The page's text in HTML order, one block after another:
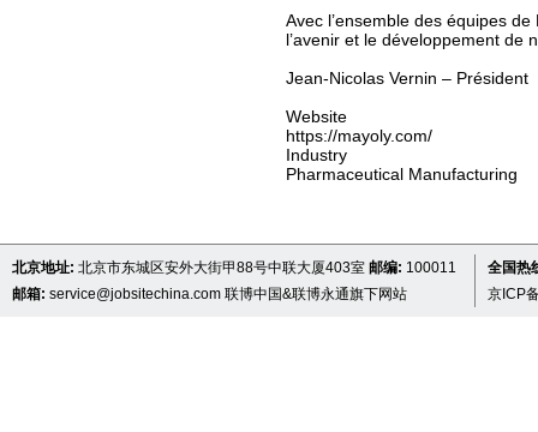
Avec l’ensemble des équipes
l’avenir et le développement de
Jean-Nicolas Vernin – Président
Website
https://mayoly.com/
Industry
Pharmaceutical Manufacturing
北京地址: 北京市东城区安外大街甲88号中联大厦403室 邮编: 100011
邮箱: service@jobsitechina.com 联博中国&联博永通旗下网站
全国热
京ICP